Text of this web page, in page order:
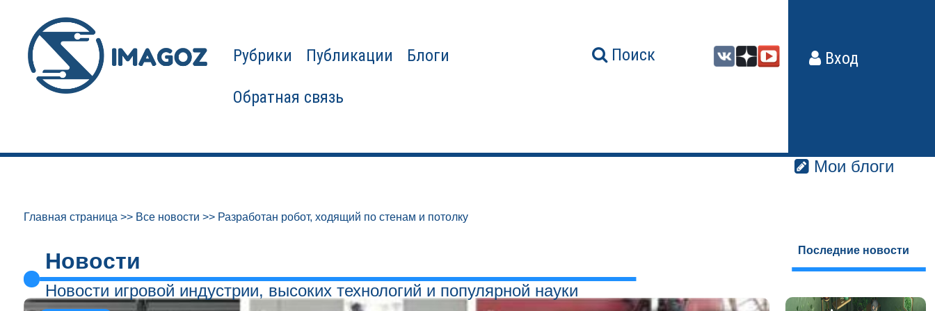
Рубрики Публикации Блоги
Обратная связь
Поиск Вход
Мои блоги
Главная страница >> Все новости >> Разработан робот, ходящий по стенам и потолку
Новости
Новости игровой индустрии, высоких технологий и популярной науки
Последние новости